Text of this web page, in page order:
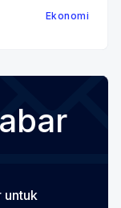
untukEkonomi
untuk